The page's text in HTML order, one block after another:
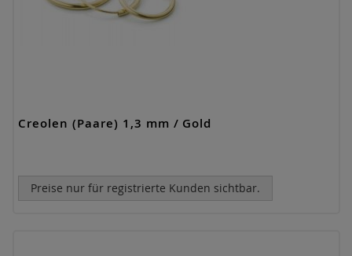
Creolen (Paare) 1,3 mm / Gold
Preise nur für registrierte Kunden sichtbar.